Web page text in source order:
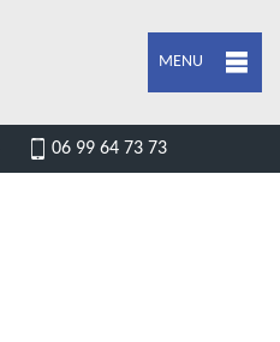
MENU
06 99 64 73 73